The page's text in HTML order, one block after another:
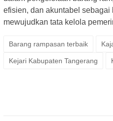
efisien, dan akuntabel sebagai
mewujudkan tata kelola
Barang rampasan terbaik
Kejari Kabupaten Tangerang